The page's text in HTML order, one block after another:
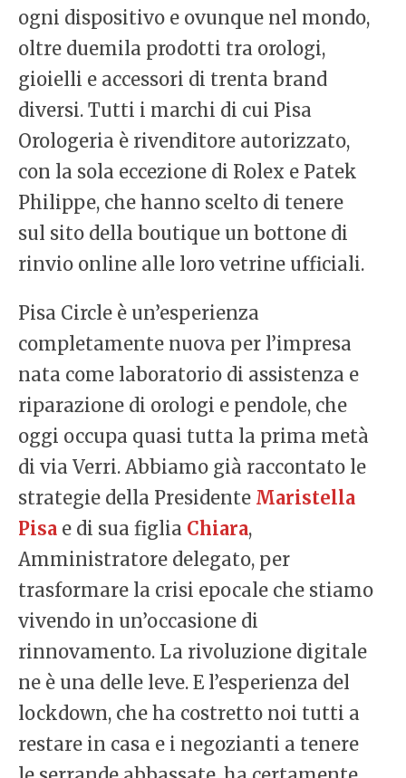
ogni dispositivo e ovunque nel mondo,
oltre duemila prodotti tra orologi,
gioielli e accessori di trenta brand
diversi. Tutti i marchi di cui Pisa
Orologeria è rivenditore autorizzato,
con la sola eccezione di Rolex e Patek
Philippe, che hanno scelto di tenere
sul sito della boutique un bottone di
rinvio online alle loro vetrine ufficiali.
Pisa Circle è un’esperienza
completamente nuova per l’impresa
nata come laboratorio di assistenza e
riparazione di orologi e pendole, che
oggi occupa quasi tutta la prima metà
di via Verri. Abbiamo già raccontato le
strategie della Presidente Maristella
Pisa e di sua figlia Chiara,
Amministratore delegato, per
trasformare la crisi epocale che stiamo
vivendo in un’occasione di
rinnovamento. La rivoluzione digitale
ne è una delle leve. E l’esperienza del
lockdown, che ha costretto noi tutti a
restare in casa e i negozianti a tenere